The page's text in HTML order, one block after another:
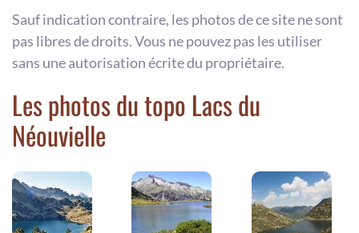
Sauf indication contraire, les photos de ce site ne sont
pas libres de droits. Vous ne pouvez pas les utiliser
sans une autorisation écrite du propriétaire.
Les photos du topo Lacs du
Néouvielle